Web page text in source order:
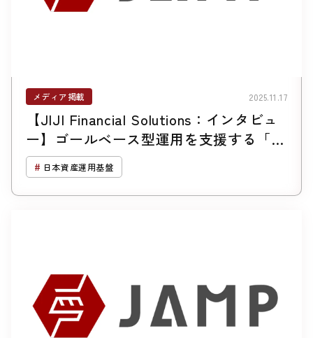
メディア掲載 2025.11.17
【JIJI Financial Solutions：インタビュ
ー】ゴールベース型運用を支援する「Ｇ
ＢＡＳｓ」、来年夏、相続オプションを
追加＝日本初、「生前契約を前提としな
い資産承継」を可能に－日本資産運用基
日本資産運用基盤